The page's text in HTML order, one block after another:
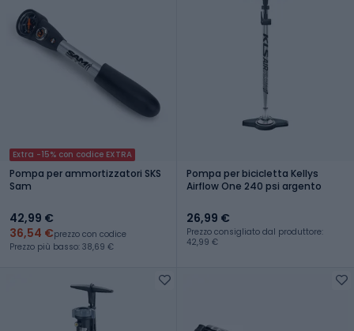
Extra -15% con codice EXTRA
Pompa per ammortizzatori SKS
Sam
42,99 €
36,54 €prezzo con codice
Prezzo più basso: 38,69 €
Pompa per bicicletta Kellys
Airflow One 240 psi argento
26,99 €
Prezzo consigliato dal produttore:
42,99 €